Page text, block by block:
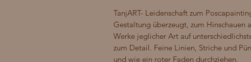
TanjART- Leidenschaft zum
Gestaltung überzeugt, zum Hinschauen
Werke jeglicher Art auf
zum Detail. Feine Linien, Striche und
und wie ein roter Faden durchziehen.